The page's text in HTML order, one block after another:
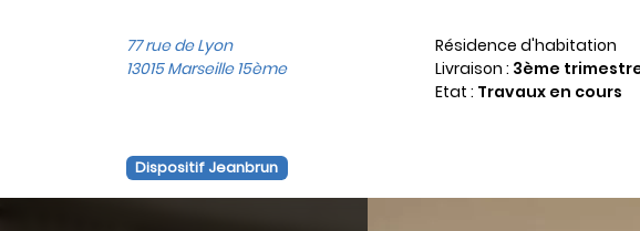
77 rue de Lyon
13015 Marseille 15ème
Résidence d'habitation
Livraison : 3ème
Etat : Travaux en cours
Dispositif Jeanbrun